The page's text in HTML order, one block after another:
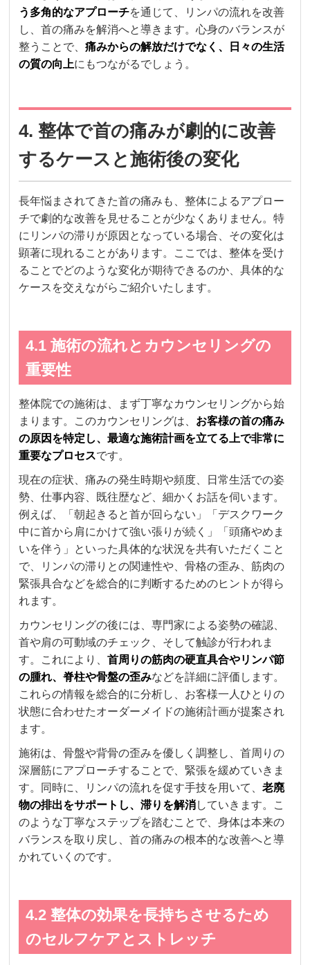
う多角的なアプローチを通じて、リンパの流れを改善
し、首の痛みを解消へと導きます。心身のバランスが
整うことで、痛みからの解放だけでなく、日々の生活
の質の向上にもつながるでしょう。
4. 整体で首の痛みが劇的に改善
するケースと施術後の変化
長年悩まされてきた首の痛みも、整体によるアプロー
チで劇的な改善を見せることが少なくありません。特
にリンパの滞りが原因となっている場合、その変化は
顕著に現れることがあります。ここでは、整体を受け
ることでどのような変化が期待できるのか、具体的な
ケースを交えながらご紹介いたします。
4.1 施術の流れとカウンセリングの
重要性
整体院での施術は、まず丁寧なカウンセリングから始
まります。このカウンセリングは、 お客様の首の痛み
の原因を特定し、最適な施術計画を立てる上で非常に
重要なプロセスです。
現在の症状、痛みの発生時期や頻度、日常生活での姿
勢、仕事内容、既往歴など、細かくお話を伺います。
例えば、「朝起きると首が回らない」「デスクワーク
中に首から肩にかけて強い張りが続く」「頭痛やめま
いを伴う」といった具体的な状況を共有いただくこと
で、リンパの滞りとの関連性や、骨格の歪み、筋肉の
緊張具合などを総合的に判断するためのヒントが得ら
れます。
カウンセリングの後には、専門家による姿勢の確認、
首や肩の可動域のチェック、そして触診が行われま
す。これにより、首周りの筋肉の硬直具合やリンパ節
の腫れ、脊柱や骨盤の歪みなどを詳細に評価します。
これらの情報を総合的に分析し、お客様一人ひとりの
状態に合わせたオーダーメイドの施術計画が提案され
ます。
施術は、骨盤や背骨の歪みを優しく調整し、首周りの
深層筋にアプローチすることで、緊張を緩めていきま
す。同時に、リンパの流れを促す手技を用いて、老廃
物の排出をサポートし、滞りを解消していきます。こ
のような丁寧なステップを踏むことで、身体は本来の
バランスを取り戻し、首の痛みの根本的な改善へと導
かれていくのです。
4.2 整体の効果を長持ちさせるため
のセルフケアとストレッチ